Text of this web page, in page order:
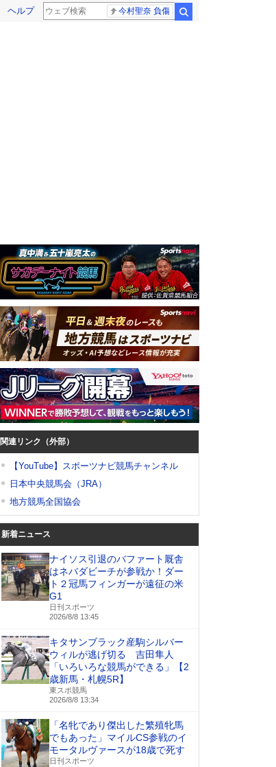
ヘルプ 今村聖奈 負傷
関連リンク（外部）
【YouTube】スポーツナビ競馬チャンネル
日本中央競馬会（JRA）
地方競馬全国協会
新着ニュース
ナイソス引退のバファート厩舎
はネバダビーチが参戦か！ダー
ト２冠馬フィンガーが遠征の米
G1
日刊スポーツ
2026/8/8 13:45
キタサンブラック産駒シルバー
ウィルが逃げ切る 吉田隼人
「いろいろな競馬ができる」【2
歳新馬・札幌5R】
東スポ競馬
2026/8/8 13:34
「名牝であり傑出した繁殖牝馬
でもあった」マイルCS参戦のイ
モータルヴァースが18歳で死す
日刊スポーツ